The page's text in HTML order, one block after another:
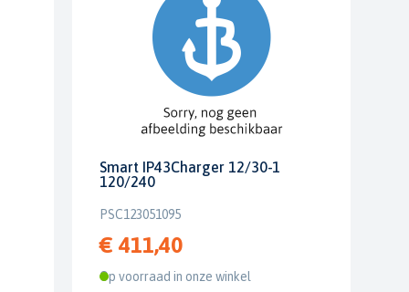
Smart IP43Charger 12/30-1
120/240
PSC123051095
€ 411,40
Op voorraad in onze winkel